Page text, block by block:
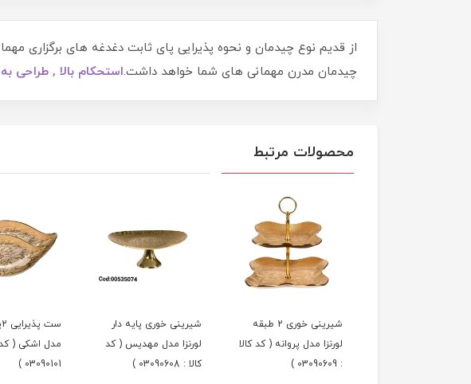
از قدیم نوع چیدمان و نحوه پذیرایی پای ثابت دغدغه های برگزاری
چیدمان مدرن مهمانی های شما خواهد داشت.استحکام بالا , طراحی به
محصولات مرتبط
شیرینی خوری 2 طبقه
لورنزا مدل پروانه ( کد کالا
: 03090609 )
شیرینی خوری پایه دار
لورنزا مدل مهدیس ( کد
کالا : 03090608 )
مدل اشکی ( کد
03090101 )